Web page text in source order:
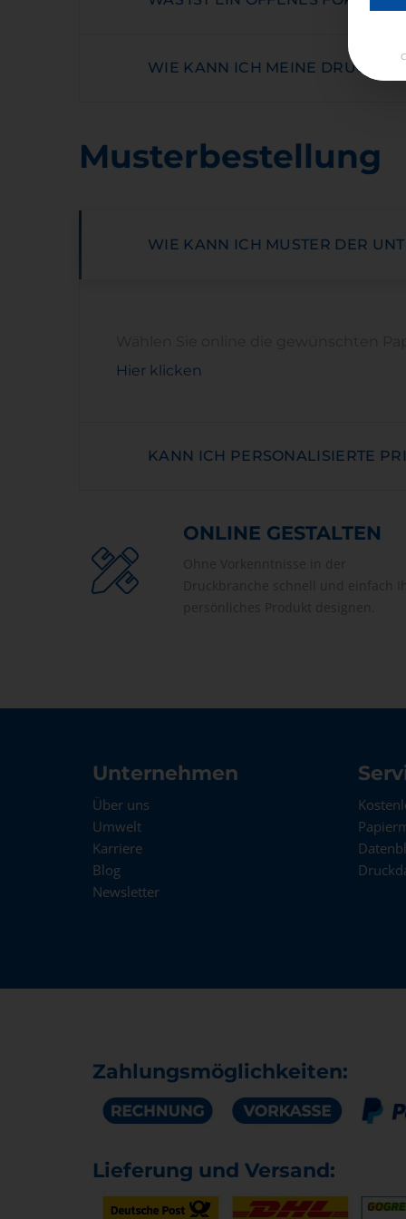
WIE KANN ICH MEINE
Musterbestellung
WIE KANN ICH MUSTER DER
Hier klicken
KANN ICH PERSONALISIERTE
ONLINE GESTALTEN
Ohne Vorkenntnisse in der
Druckbranche schnell und einfach Ihr
persönliches Produkt designen.
Unternehmen
Über uns
Umwelt
Karriere
Blog
Newsletter
Zahlungsmöglichkeiten:
Lieferung und Versand: